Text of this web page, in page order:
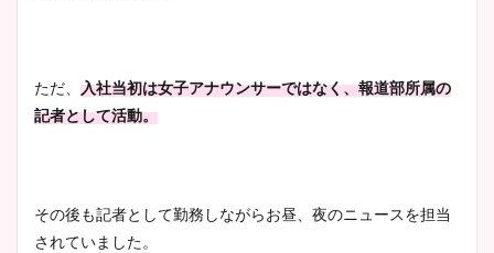
ただ、 入社当初は女子アナウンサーではなく、報道部所属の
記者として活動。
その後も記者として勤務しながらお昼、夜のニュースを担当
されていました。